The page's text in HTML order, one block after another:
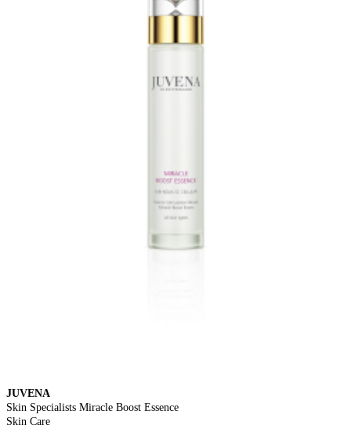
JUVENA
Skin Specialists Miracle Boost Essence
Skin Care